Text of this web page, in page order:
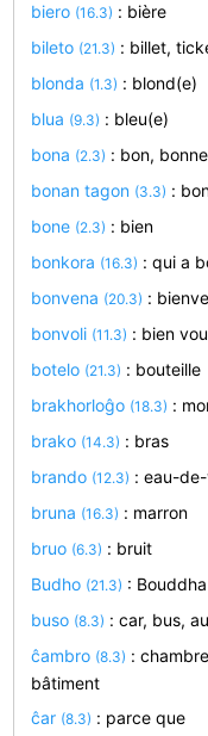
biero (16.3) : bière
bileto (21.3) : billet,
blonda (1.3) : blond(e)
blua (9.3) : bleu(e)
bona (2.3) : bon, bonne
bonan tagon (3.3) :
bone (2.3) : bien
bonkora (16.3) : qui a
bonvena (20.3) :
bonvoli (11.3) : bien
botelo (21.3) : bouteille
brakhorloĝo (18.3) :
brako (14.3) : bras
brando (12.3) : eau-
bruna (16.3) : marron
bruo (6.3) : bruit
Budho (21.3) : Bouddha
buso (8.3) : car, bus,
ĉambro (8.3) :
bâtiment
ĉar (8.3) : parce que